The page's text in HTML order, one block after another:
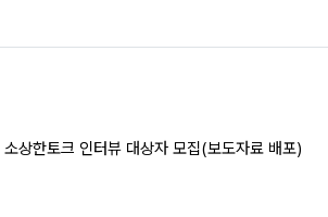
상한토크 인터뷰 대상자 모집(보도자료 배포)